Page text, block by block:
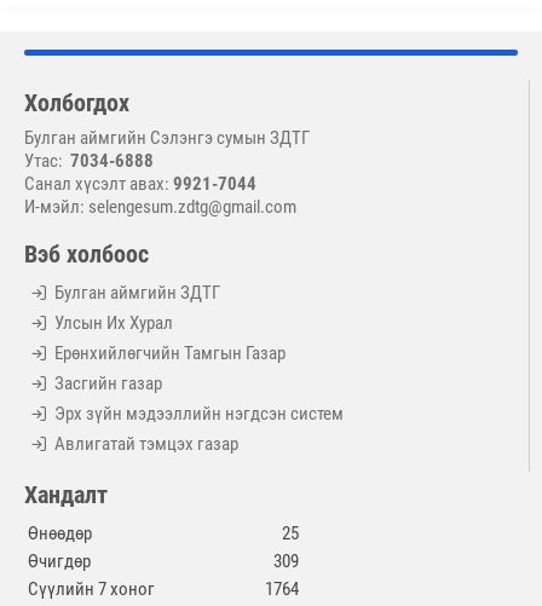
Холбогдох
Булган аймгийн Сэлэнгэ сумын ЗДТГ
Утас: 7034-6888
Санал хүсэлт авах: 9921-7044
И-мэйл: selengesum.zdtg@gmail.com
Вэб холбоос
Булган аймгийн ЗДТГ
Улсын Их Хурал
Ерөнхийлөгчийн Тамгын Газар
Засгийн газар
Эрх зүйн мэдээллийн нэгдсэн систем
Авлигатай тэмцэх газар
Хандалт
Өнөөдөр
25
Өчигдөр
309
Сүүлийн 7 хоног
1764